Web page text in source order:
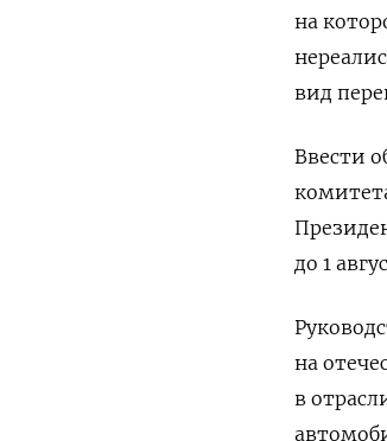
на
вид
Ввести
до 1
на
в